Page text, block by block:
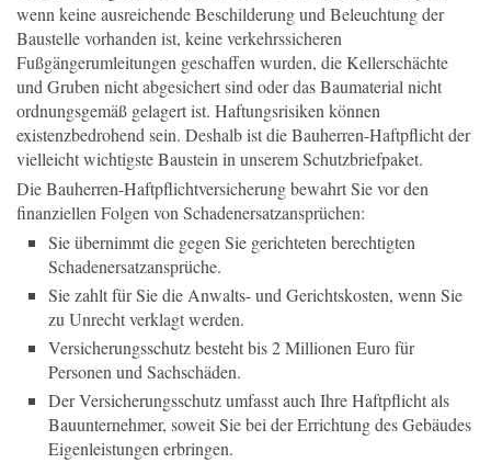
wenn keine ausreichende Beschilderung und Beleuchtung der
Baustelle vorhanden ist, keine verkehrssicheren
Fußgängerumleitungen geschaffen wurden, die Kellerschächte
und Gruben nicht abgesichert sind oder das Baumaterial nicht
ordnungsgemäß gelagert ist. Haftungsrisiken können
existenzbedrohend sein. Deshalb ist die Bauherren-Haftpflicht der
vielleicht wichtigste Baustein in unserem Schutzbriefpaket.
Die Bauherren-Haftpflichtversicherung bewahrt Sie vor den
finanziellen Folgen von Schadenersatzansprüchen:
Sie übernimmt die gegen Sie gerichteten berechtigten
Schadenersatzansprüche.
Sie zahlt für Sie die Anwalts- und Gerichtskosten, wenn Sie
zu Unrecht verklagt werden.
Versicherungsschutz besteht bis 2 Millionen Euro für
Personen und Sachschäden.
Der Versicherungsschutz umfasst auch Ihre Haftpflicht als
Bauunternehmer, soweit Sie bei der Errichtung des Gebäudes
Eigenleistungen erbringen.